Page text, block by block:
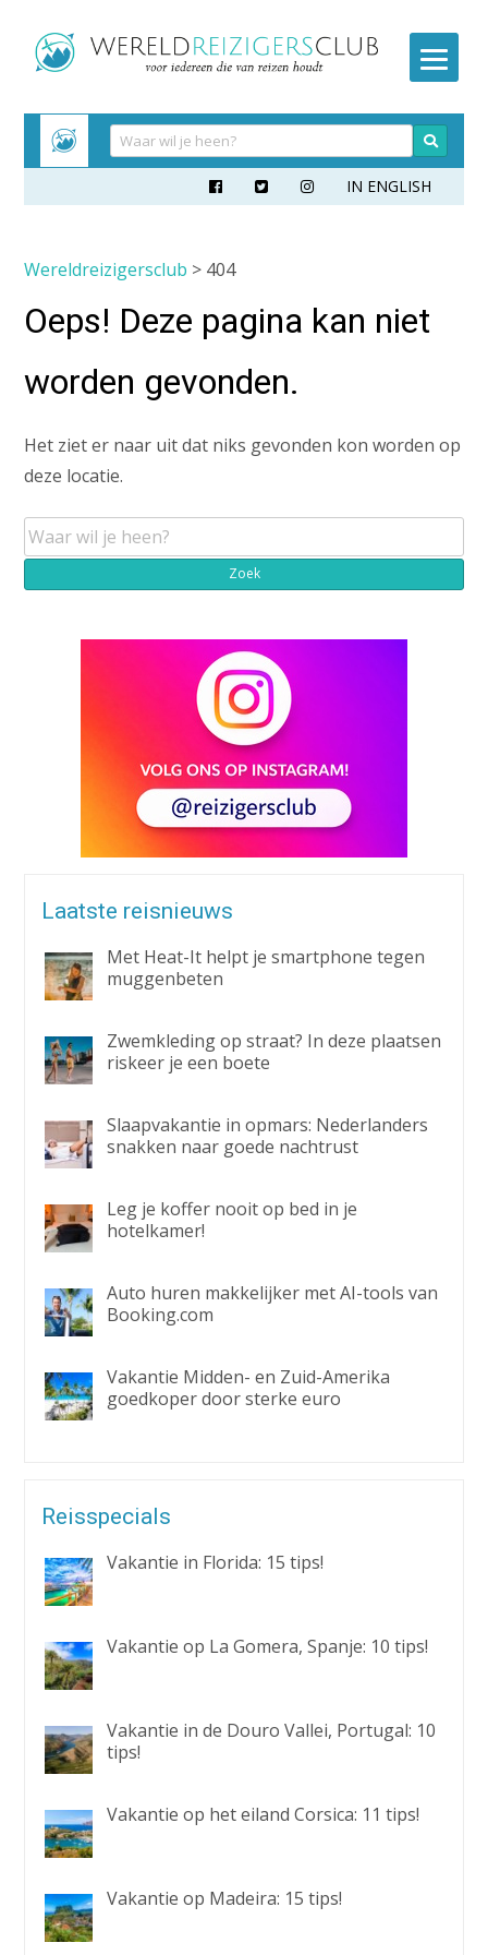
naar
inhoud
   IN ENGLISH
Wereldreizigersclub > 404
Oeps! Deze pagina kan niet
worden gevonden.
Het ziet er naar uit dat niks gevonden kon worden op
deze locatie.
Laatste reisnieuws
Met Heat-It helpt je smartphone tegen
muggenbeten
Zwemkleding op straat? In deze plaatsen
riskeer je een boete
Slaapvakantie in opmars: Nederlanders
snakken naar goede nachtrust
Leg je koffer nooit op bed in je
hotelkamer!
Auto huren makkelijker met AI-tools van
Booking.com
Vakantie Midden- en Zuid-Amerika
goedkoper door sterke euro
Reisspecials
Vakantie in Florida: 15 tips!
Vakantie op La Gomera, Spanje: 10 tips!
Vakantie in de Douro Vallei, Portugal: 10
tips!
Vakantie op het eiland Corsica: 11 tips!
Vakantie op Madeira: 15 tips!